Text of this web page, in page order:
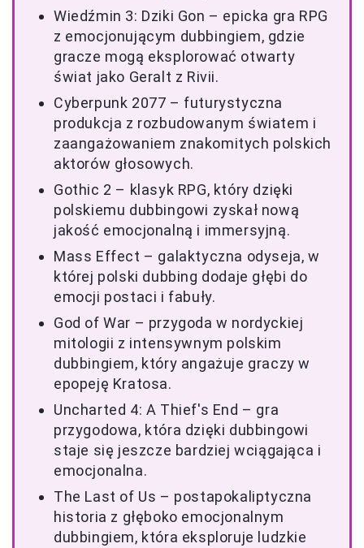
Wiedźmin 3: Dziki Gon – epicka gra RPG
z emocjonującym dubbingiem, gdzie
gracze mogą eksplorować otwarty
świat jako Geralt z Rivii.
Cyberpunk 2077 – futurystyczna
produkcja z rozbudowanym światem i
zaangażowaniem znakomitych polskich
aktorów głosowych.
Gothic 2 – klasyk RPG, który dzięki
polskiemu dubbingowi zyskał nową
jakość emocjonalną i immersyjną.
Mass Effect – galaktyczna odyseja, w
której polski dubbing dodaje głębi do
emocji postaci i fabuły.
God of War – przygoda w nordyckiej
mitologii z intensywnym polskim
dubbingiem, który angażuje graczy w
epopeję Kratosa.
Uncharted 4: A Thief's End – gra
przygodowa, która dzięki dubbingowi
staje się jeszcze bardziej wciągająca i
emocjonalna.
The Last of Us – postapokaliptyczna
historia z głęboko emocjonalnym
dubbingiem, która eksploruje ludzkie